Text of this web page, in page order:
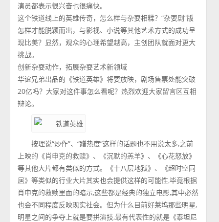
演员都表示很兴奋也很痛快。
这个铁道线上的英雄传奇，怎么样与杂耍相糅？“杂耍剧”版
怎样才能脱颖而出，与影视、小说等其他艺术方式的成功呈
现比美？显然，观众的心理希望越高，主创团队就面对更大
挑战。
创新杂耍动作，拓展杂耍艺术新领域
华谊兄弟出品的《铁道英雄》将要放映，剧场售票处能突破
20亿吗？大家对这件事怎么看呢？热烈欢迎大家留言区互相
辩论。
按理说“炒作”、“蹭热度”这样的话题也不用说太多,之前
上映的《肖申克的救赎》、《沉默的羔羊》、《心花怒放》
等其他大片都有类似的方式。《十八层地狱》、《超时空同
居》等类似的行业大片其实也会提供这样的可能性,毕竟根据
肖申克的救赎里面的暗示,这些都是经典的独立电影,其中必然
也会不同程度反映现实社会。但为什么目前好莱坞那些明星,
明星之间的争夺上就是要拼演技,最有代表性的就是《泰坦尼